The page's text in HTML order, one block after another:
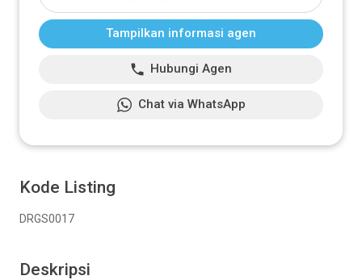
Kode Listing
DRGS0017
Deskripsi
Tampilkan informasi agen
Hubungi Agen
Chat via WhatsApp